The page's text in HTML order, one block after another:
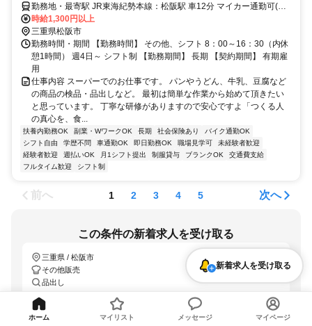
勤務地・最寄駅 JR東海紀勢本線：松阪駅 車12分 マイカー通勤可(無
料駐車場あり)
時給1,300円以上
三重県松阪市
勤務時間・期間 【勤務時間】 その他、シフト 8：00～16：30（内休
憩1時間） 週4日～ シフト制 【勤務期間】 長期 【契約期間】 有期雇
用
仕事内容 スーパーでのお仕事です。 パンやうどん、牛乳、豆腐など
の商品の検品・品出しなど。 最初は簡単な作業から始めて頂きたい
と思っています。 丁寧な研修がありますので安心ですよ「つくる人
の真心を、食...
扶養内勤務OK 副業・WワークOK 長期 社会保険あり
バイク通勤OK
シフト自由
学歴不問 車通勤OK 即日勤務OK 職場見学可
未経験者歓迎
経験者歓迎
週払いOK 月1シフト提出 制服貸与 ブランクOK
交通費支給
フルタイム歓迎
シフト制
前へ 1 2 3 4 5 次へ
この条件の新着求人を受け取る
三重県 / 松阪市
その他販売
品出し
「LINEで受け取る」では、新着求人のほか、おすすめ情報なども配信しま
す。
詳しくはこちら
新着求人を受け取る
ホーム マイリスト メッセージ マイページ